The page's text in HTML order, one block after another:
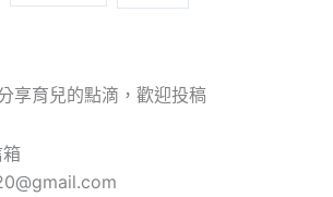
享育兒的點滴，歡迎投稿